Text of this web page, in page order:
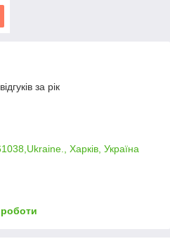
за рік
Харків, Україна